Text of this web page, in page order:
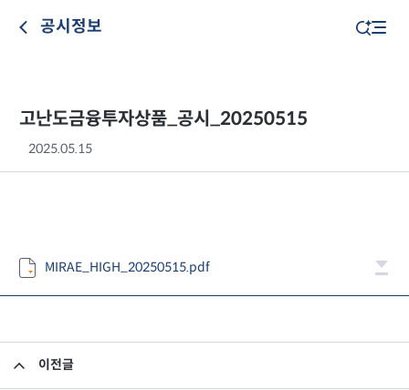
공시정보
고난도금융투자상품_공시_20250515
2025.05.15
MIRAE_HIGH_20250515.pdf
이전글